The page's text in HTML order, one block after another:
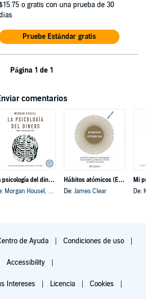
o gratis con una prueba de 30
Pruebe Estándar gratis
Página 1 de 1
comentarios
La psicología del dinero
Morgan Housel, y otros
Hábitos atómicos (Español neutro)
De: James Clear
Mi
De:
de Ayuda Condiciones de uso
Accessibility
Intereses Licencia Cookies